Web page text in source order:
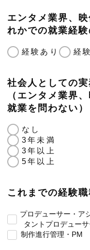
エンタメ業界、
れかでの就業経
経験あり 経
社会人としての
（エンタメ業界
就業を問わない）
なし
3年未満
3年以上
5年以上
これまでの経験職
プロデューサー・ア
タントプロデュー
制作進行管理・PM